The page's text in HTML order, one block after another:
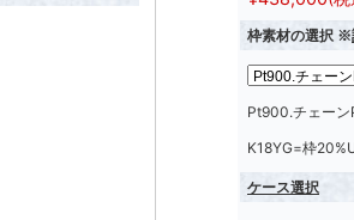
枠素材の選択 ※
Pt900.チェー
K18YG=枠
ケース選択